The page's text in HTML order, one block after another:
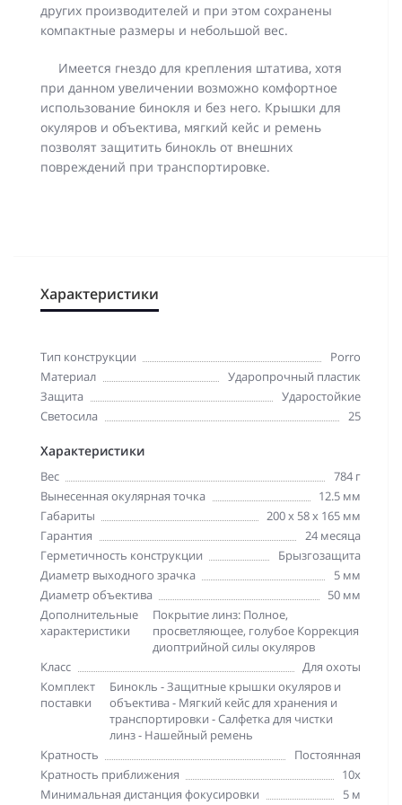
других производителей и при этом сохранены
компактные размеры и небольшой вес.
Имеется гнездо для крепления штатива, хотя
при данном увеличении возможно комфортное
использование бинокля и без него. Крышки для
окуляров и объектива, мягкий кейс и ремень
позволят защитить бинокль от внешних
повреждений при транспортировке.
Характеристики
Тип конструкции
Porro
Материал
Ударопрочный пластик
Защита
Ударостойкие
Светосила
25
Характеристики
Вес
784 г
Вынесенная окулярная точка
12.5 мм
Габариты
200 x 58 x 165 мм
Гарантия
24 месяца
Герметичность конструкции
Брызгозащита
Диаметр выходного зрачка
5 мм
Диаметр объектива
50 мм
Дополнительные
характеристики
Покрытие линз: Полное,
просветляющее, голубое Коррекция
диоптрийной силы окуляров
Класс
Для охоты
Комплект
поставки
Бинокль - Защитные крышки окуляров и
объектива - Мягкий кейс для хранения и
транспортировки - Салфетка для чистки
линз - Нашейный ремень
Кратность
Постоянная
Кратность приближения
10х
Минимальная дистанция фокусировки
5 м